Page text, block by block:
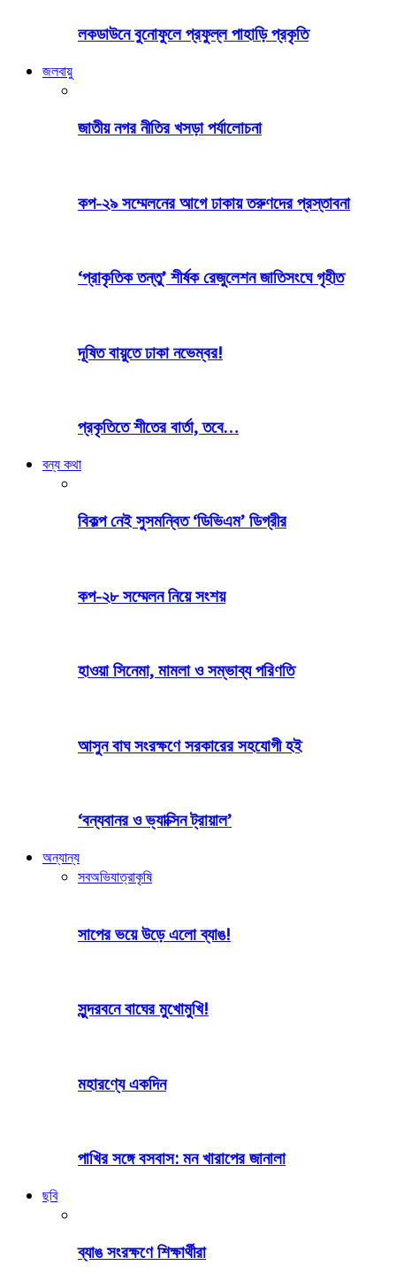
লকডাউনে বুনোফুলে প্রফুল্ল পাহাড়ি প্রকৃতি
জলবায়ু
জাতীয় নগর নীতির খসড়া পর্যালোচনা
কপ-২৯ সম্মেলনের আগে ঢাকায় তরুণদের প্রস্তাবনা
‘প্রাকৃতিক তন্তু’ শীর্ষক রেজুলেশন জাতিসংঘে গৃহীত
দূষিত বায়ুতে ঢাকা নভেম্বর!
প্রকৃতিতে শীতের বার্তা, তবে…
বন্য কথা
বিকল্প নেই সুসমন্বিত ‘ডিভিএম’ ডিগ্রীর
কপ-২৮ সম্মেলন নিয়ে সংশয়
হাওয়া সিনেমা, মামলা ও সম্ভাব্য পরিণতি
আসুন বাঘ সংরক্ষণে সরকারের সহযোগী হই
‘বন্যবানর ও ভ্যাক্সিন ট্রায়াল’
অন্যান্য
সবঅভিযাত্রাকৃষি
সাপের ভয়ে উড়ে এলো ব্যাঙ!
সুন্দরবনে বাঘের মুখোমুখি!
মহারণ্যে একদিন
পাখির সঙ্গে বসবাস: মন খারাপের জানালা
ছবি
ব্যাঙ সংরক্ষণে শিক্ষার্থীরা